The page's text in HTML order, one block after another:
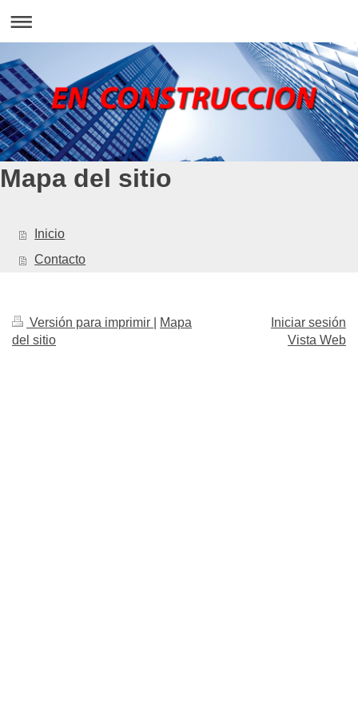
Mapa del sitio
Inicio
Contacto
Versión para imprimir
Mapa
del sitio
Iniciar sesión
Vista Web